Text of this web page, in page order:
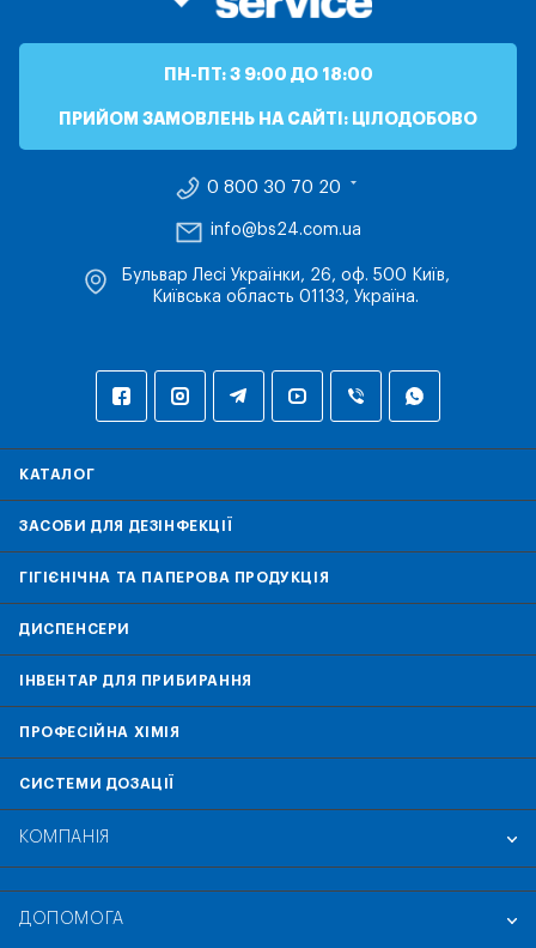
ПН-ПТ: З 9:00 ДО 18:00
ПРИЙОМ ЗАМОВЛЕНЬ НА САЙТІ: ЦІЛОДОБОВО
0 800 30 70 20
info@bs24.com.ua
Бульвар Лесі Українки, 26, оф. 500 Київ,
Київська область 01133, Україна.
КАТАЛОГ
ЗАСОБИ ДЛЯ ДЕЗІНФЕКЦІЇ
ГІГІЄНІЧНА ТА ПАПЕРОВА ПРОДУКЦІЯ
ДИСПЕНСЕРИ
ІНВЕНТАР ДЛЯ ПРИБИРАННЯ
ПРОФЕСІЙНА ХІМІЯ
СИСТЕМИ ДОЗАЦІЇ
КОМПАНІЯ
ДОПОМОГА